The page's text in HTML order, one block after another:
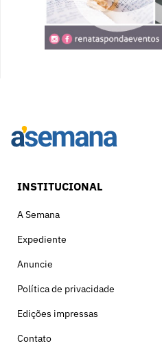
INSTITUCIONAL
A Semana
Expediente
Anuncie
Política de privacidade
Edições impressas
Contato